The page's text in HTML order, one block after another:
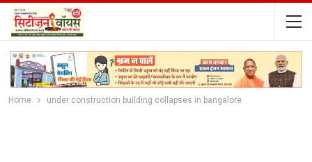
Home under construction building collapses in bangalore